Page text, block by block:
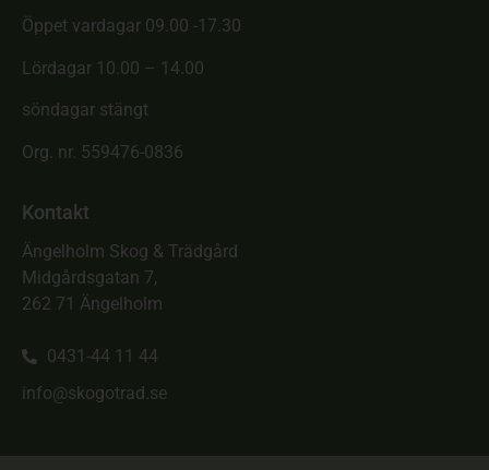
Öppet vardagar 09.00 -17.30
Lördagar 10.00 – 14.00
söndagar stängt
Org. nr. 559476-0836
Kontakt
Ängelholm Skog & Trädgård
Midgårdsgatan 7,
262 71 Ängelholm
0431-44 11 44
info@skogotrad.se